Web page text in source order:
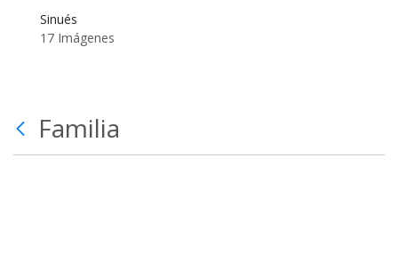
Sinués
17 Imágenes
Familia